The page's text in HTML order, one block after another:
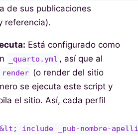
de sus publicaciones
referencia).
Está configurado como
_quarto.yml , así que al
(o render del sitio
se ejecuta este script y
el sitio. Así, cada perfil
include _pub-nombre-